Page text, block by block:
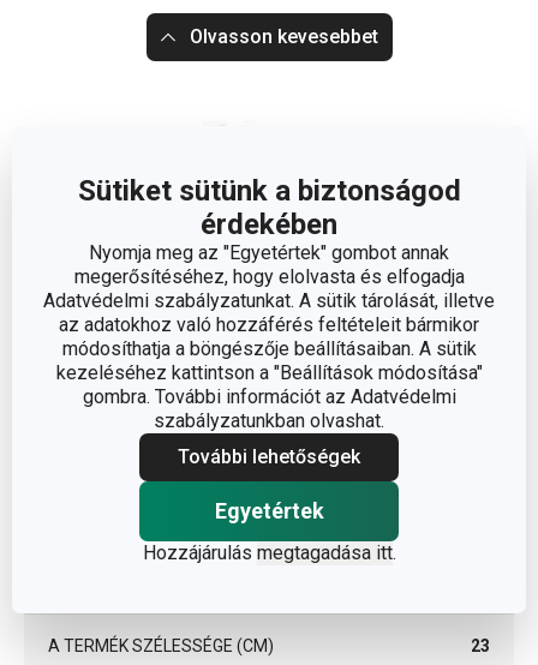
Sütiket sütünk a biztonságod
érdekében
Nyomja meg az "Egyetértek" gombot annak
megerősítéséhez, hogy elolvasta és elfogadja
Adatvédelmi szabályzatunkat. A sütik tárolását, illetve
az adatokhoz való hozzáférés feltételeit bármikor
módosíthatja a böngészője beállításaiban. A sütik
kezeléséhez kattintson a "Beállítások módosítása"
gombra. További információt az Adatvédelmi
szabályzatunkban olvashat.
További lehetőségek
Egyetértek
Hozzájárulás megtagadása itt.
Olvasson kevesebbet
A TERMÉK SZÉLESSÉGE (CM) 23